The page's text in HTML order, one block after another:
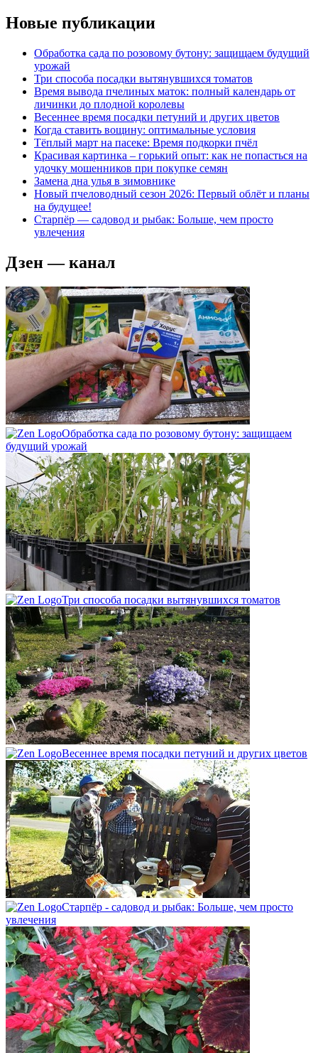
Новые публикации
Обработка сада по розовому бутону: защищаем будущий
урожай
Три способа посадки вытянувшихся томатов
Время вывода пчелиных маток: полный календарь от
личинки до плодной королевы
Весеннее время посадки петуний и других цветов
Когда ставить вощину: оптимальные условия
Тёплый март на пасеке: Время подкорки пчёл
Красивая картинка – горький опыт: как не попасться на
удочку мошенников при покупке семян
Замена дна улья в зимовнике
Новый пчеловодный сезон 2026: Первый облёт и планы
на будущее!
Старпёр — садовод и рыбак: Больше, чем просто
увлечения
Дзен — канал
Обработка сада по розовому бутону: защищаем
будущий урожай
Три способа посадки вытянувшихся томатов
Весеннее время посадки петуний и других цветов
Старпёр - садовод и рыбак: Больше, чем просто
увлечения